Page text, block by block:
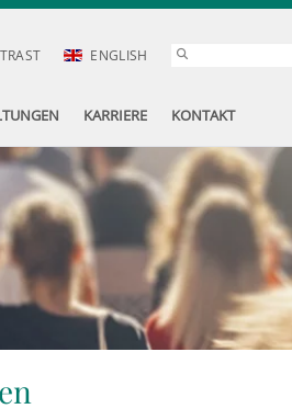
ENGLISH
KARRIERE KONTAKT